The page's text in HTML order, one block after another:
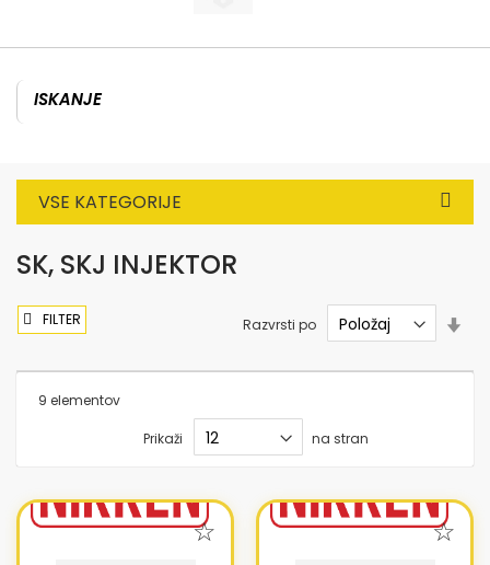
VSE KATEGORIJE
SK, SKJ INJEKTOR
9 elementov
Prikaži na stran
Razvrsti po
FILTER